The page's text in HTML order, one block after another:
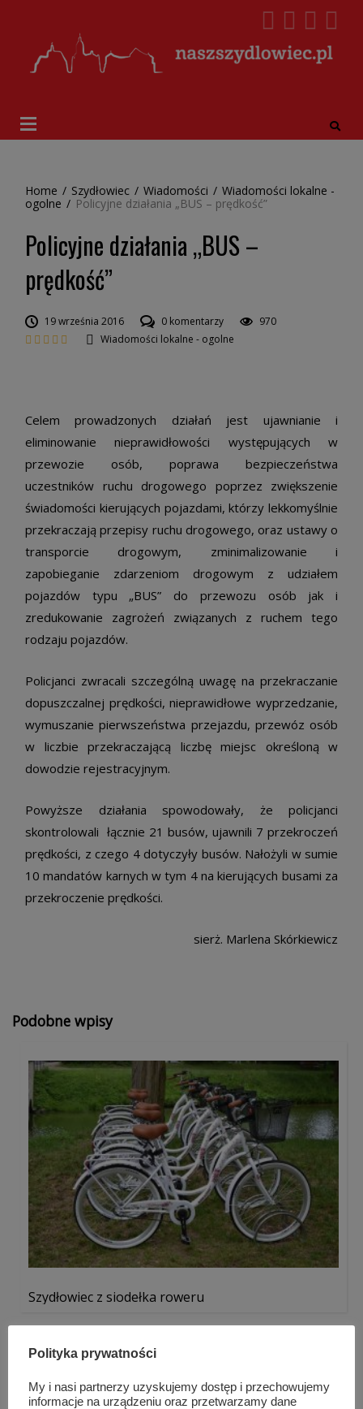
Home / Szydłowiec / Wiadomości / Wiadomości lokalne -
ogolne / Policyjne działania „BUS – prędkość”
Policyjne działania „BUS –
prędkość”
19 września 2016 0 komentarzy
970
Wiadomości lokalne - ogolne
Celem prowadzonych działań jest ujawnianie i
eliminowanie nieprawidłowości występujących w
przewozie osób, poprawa bezpieczeństwa
uczestników ruchu drogowego poprzez zwiększenie
świadomości kierujących pojazdami, którzy lekkomyślnie
przekraczają przepisy ruchu drogowego, oraz ustawy o
transporcie drogowym, zminimalizowanie i
zapobieganie zdarzeniom drogowym z udziałem
pojazdów typu „BUS” do przewozu osób jak i
zredukowanie zagrożeń związanych z ruchem tego
rodzaju pojazdów.
Policjanci zwracali szczególną uwagę na przekraczanie
dopuszczalnej prędkości, nieprawidłowe wyprzedzanie,
wymuszanie pierwszeństwa przejazdu, przewóz osób
w liczbie przekraczającą liczbę miejsc określoną w
dowodzie rejestracyjnym.
Powyższe działania spowodowały, że policjanci
skontrolowali łącznie 21 busów, ujawnili 7 przekroczeń
prędkości, z czego 4 dotyczyły busów. Nałożyli w sumie
10 mandatów karnych w tym 4 na kierujących busami za
przekroczenie prędkości.
sierż. Marlena Skórkiewicz
Podobne wpisy
Szydłowiec z siodełka roweru
Polityka prywatności
My i nasi partnerzy uzyskujemy dostęp i przechowujemy
informacje na urządzeniu oraz przetwarzamy dane